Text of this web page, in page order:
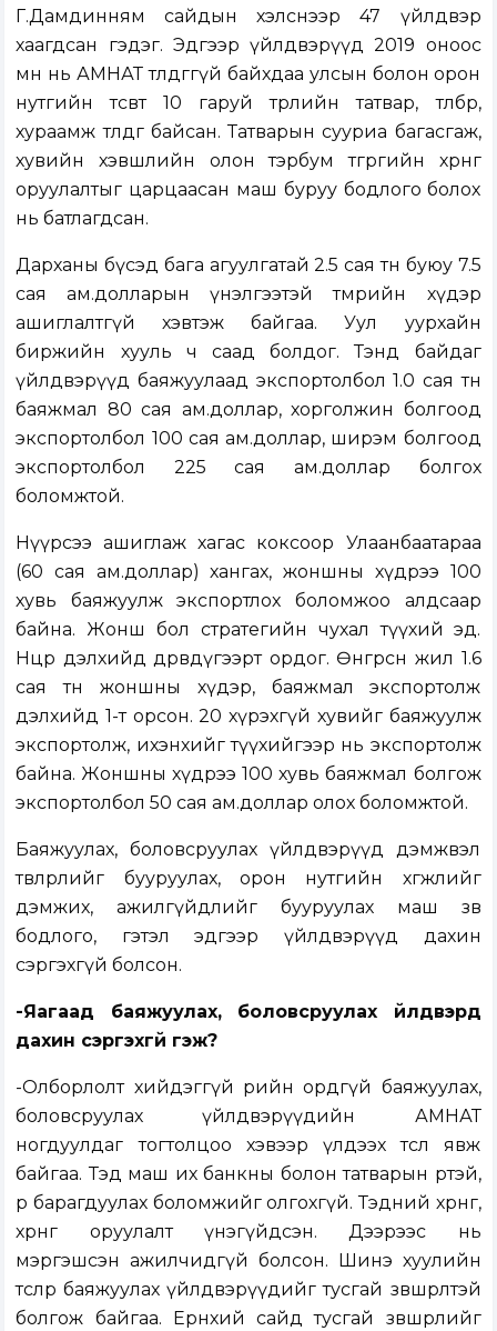
Г.Дамдинням сайдын хэлснээр 47 үйлдвэр
хаагдсан гэдэг. Эдгээр үйлдвэрүүд 2019 оноос
өмнө нь АМНАТ төлдөггүй байхдаа улсын болон орон
нутгийн төсөвт 10 гаруй төрлийн татвар, төлбөр,
хураамж төлдөг байсан. Татварын сууриа багасгаж,
хувийн хэвшлийн олон тэрбум төгрөгийн хөрөнгө
оруулалтыг царцаасан маш буруу бодлого болох
нь батлагдсан.
Дарханы бүсэд бага агуулгатай 2.5 сая тн буюу 7.5
сая ам.долларын үнэлгээтэй төмрийн хүдэр
ашиглалтгүй хэвтэж байгаа. Уул уурхайн
биржийн хууль ч саад болдог. Тэнд байдаг
үйлдвэрүүд баяжуулаад экспортолбол 1.0 сая тн
баяжмал 80 сая ам.доллар, хорголжин болгоод
экспортолбол 100 сая ам.доллар, ширэм болгоод
экспортолбол 225 сая ам.доллар болгох
боломжтой.
Нүүрсээ ашиглаж хагас коксоор Улаанбаатараа
(60 сая ам.доллар) хангах, жоншны хүдрээ 100
хувь баяжуулж экспортлох боломжоо алдсаар
байна. Жонш бол стратегийн чухал түүхий эд.
Нөөцөөрөө дэлхийд дөрөвдүгээрт ордог. Өнгөрсөн жил 1.6
сая тн жоншны хүдэр, баяжмал экспортолж
дэлхийд 1-т орсон. 20 хүрэхгүй хувийг баяжуулж
экспортолж, ихэнхийг түүхийгээр нь экспортолж
байна. Жоншны хүдрээ 100 хувь баяжмал болгож
экспортолбол 50 сая ам.доллар олох боломжтой.
Баяжуулах, боловсруулах үйлдвэрүүд дэмжвэл
төвлөрлийг бууруулах, орон нутгийн хөгжлийг
дэмжих, ажилгүйдлийг бууруулах маш зөв
бодлого, гэтэл эдгээр үйлдвэрүүд дахин
сэргэхгүй болсон.
-Яагаад баяжуулах, боловсруулах үйлдвэрүүд
дахин сэргэхгүй гэж?
-Олборлолт хийдэггүй өөрийн ордгүй баяжуулах,
боловсруулах үйлдвэрүүдийн АМНАТ
ногдуулдаг тогтолцоо хэвээр үлдээх төсөл явж
байгаа. Тэд маш их банкны болон татварын өртэй,
өрөө барагдуулах боломжийг олгохгүй. Тэдний хөрөнгө,
хөрөнгө оруулалт үнэгүйдсэн. Дээрээс нь
мэргэшсэн ажилчидгүй болсон. Шинэ хуулийн
төслөөр баяжуулах үйлдвэрүүдийг тусгай зөвшөөрөлтэй
болгож байгаа. Ерөнхий сайд тусгай зөвшөөрлийг